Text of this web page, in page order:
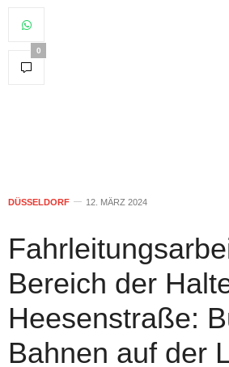
0
DÜSSELDORF 12. MÄRZ 2024
Bereich der
Heesenstraße:
Bahnen auf der